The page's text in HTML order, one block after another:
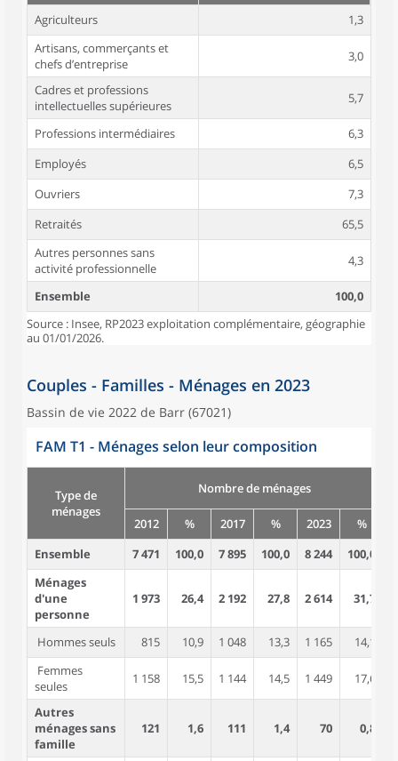
Agriculteurs
1,3
Artisans, commerçants et
chefs d’entreprise
3,0
Cadres et professions
intellectuelles supérieures
5,7
Professions intermédiaires
6,3
Employés
6,5
Ouvriers
7,3
Retraités
65,5
Autres personnes sans
activité professionnelle
4,3
Ensemble
100,0
Source : Insee, RP2023 exploitation complémentaire, géographie
au 01/01/2026.
Couples - Familles - Ménages en 2023
Bassin de vie 2022 de Barr (67021)
FAM T1 - Ménages selon leur composition
Type de
ménages
Nombre de ménages
2012 % 2017 % 2023 %
Ensemble
7 471 100,0 7 895 100,0 8 244 100,0
Ménages
d'une
personne
1 973 26,4 2 192 27,8 2 614 31,7
Hommes seuls 815 10,9 1 048 13,3 1 165
14,1
Femmes
seules
1 158 15,5 1 144 14,5 1 449 17,6
Autres
ménages sans
famille
121 1,6 111 1,4 70 0,8